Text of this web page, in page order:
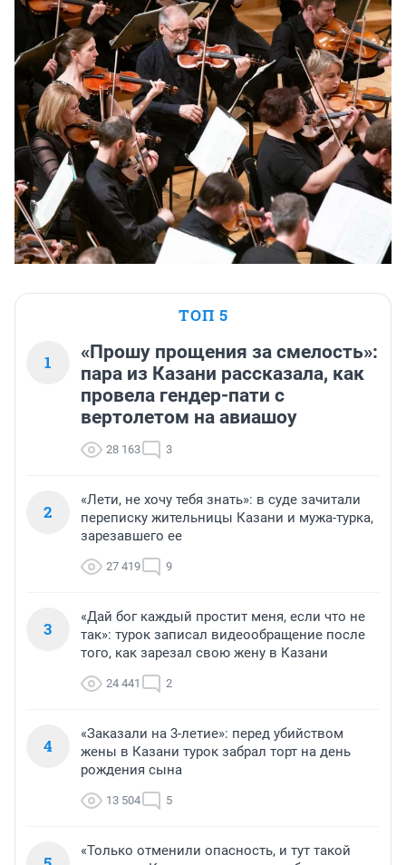
ТОП 5
1
«Прошу прощения за смелость»:
пара из Казани рассказала, как
провела гендер-пати с
вертолетом на авиашоу
28 163 3
2
«Лети, не хочу тебя знать»: в суде зачитали
переписку жительницы Казани и мужа-турка,
зарезавшего ее
27 419 9
3
«Дай бог каждый простит меня, если что не
так»: турок записал видеообращение после
того, как зарезал свою жену в Казани
24 441 2
4
«Заказали на 3-летие»: перед убийством
жены в Казани турок забрал торт на день
рождения сына
13 504 5
«Только отменили опасность, и тут такой